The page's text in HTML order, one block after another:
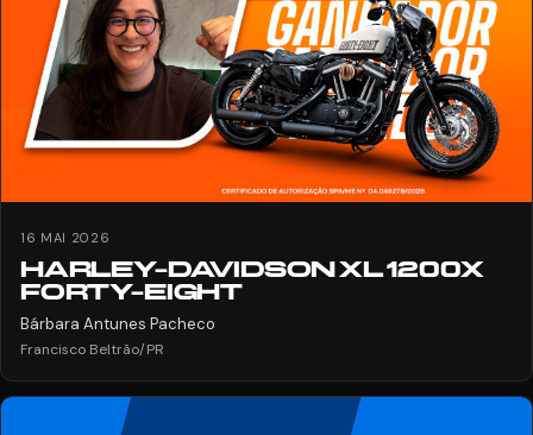
16 MAI 2026
HARLEY-DAVIDSON XL 1200X
FORTY-EIGHT
Bárbara Antunes Pacheco
Francisco Beltrão/PR